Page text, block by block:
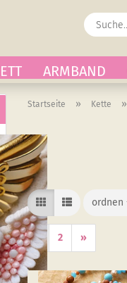
ARMBAND
Startseite » Kette »
ordnen
ordnen
1 2 »